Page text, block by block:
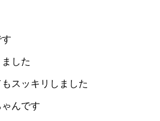
した
スッキリしました
んです